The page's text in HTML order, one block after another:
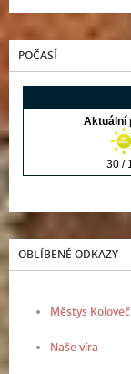
POČASÍ
OBLÍBENÉ ODKAZY
Městys Koloveč
Naše víra